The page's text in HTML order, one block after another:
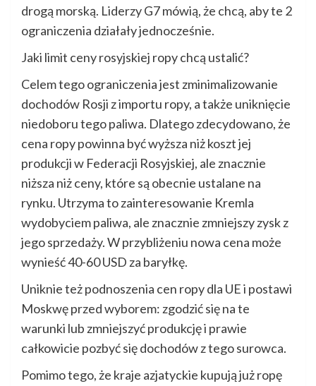
drogą morską. Liderzy G7 mówią, że chcą, aby te 2
ograniczenia działały jednocześnie.
Jaki limit ceny rosyjskiej ropy chcą ustalić?
Celem tego ograniczenia jest zminimalizowanie
dochodów Rosji z importu ropy, a także uniknięcie
niedoboru tego paliwa. Dlatego zdecydowano, że
cena ropy powinna być wyższa niż koszt jej
produkcji w Federacji Rosyjskiej, ale znacznie
niższa niż ceny, które są obecnie ustalane na
rynku. Utrzyma to zainteresowanie Kremla
wydobyciem paliwa, ale znacznie zmniejszy zysk z
jego sprzedaży. W przybliżeniu nowa cena może
wynieść 40-60 USD za baryłkę.
Uniknie też podnoszenia cen ropy dla UE i postawi
Moskwę przed wyborem: zgodzić się na te
warunki lub zmniejszyć produkcję i prawie
całkowicie pozbyć się dochodów z tego surowca.
Pomimo tego, że kraje azjatyckie kupują już ropę